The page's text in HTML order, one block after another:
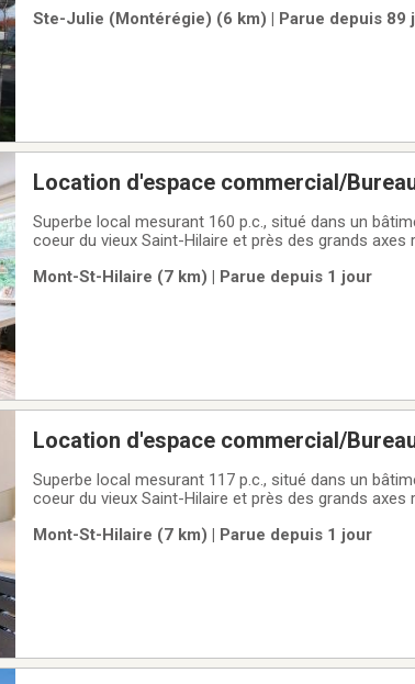
Ste-Julie (Montérégie) (6 km) | Parue depuis 89
Location d'espace commercial/
Superbe local mesurant 160 p.c., situé dans un
coeur du vieux Saint-Hilaire et près des grands axes
Mont-St-Hilaire (7 km) | Parue depuis 1 jour
Location d'espace commercial/
Superbe local mesurant 117 p.c., situé dans un
coeur du vieux Saint-Hilaire et près des grands axes
Mont-St-Hilaire (7 km) | Parue depuis 1 jour